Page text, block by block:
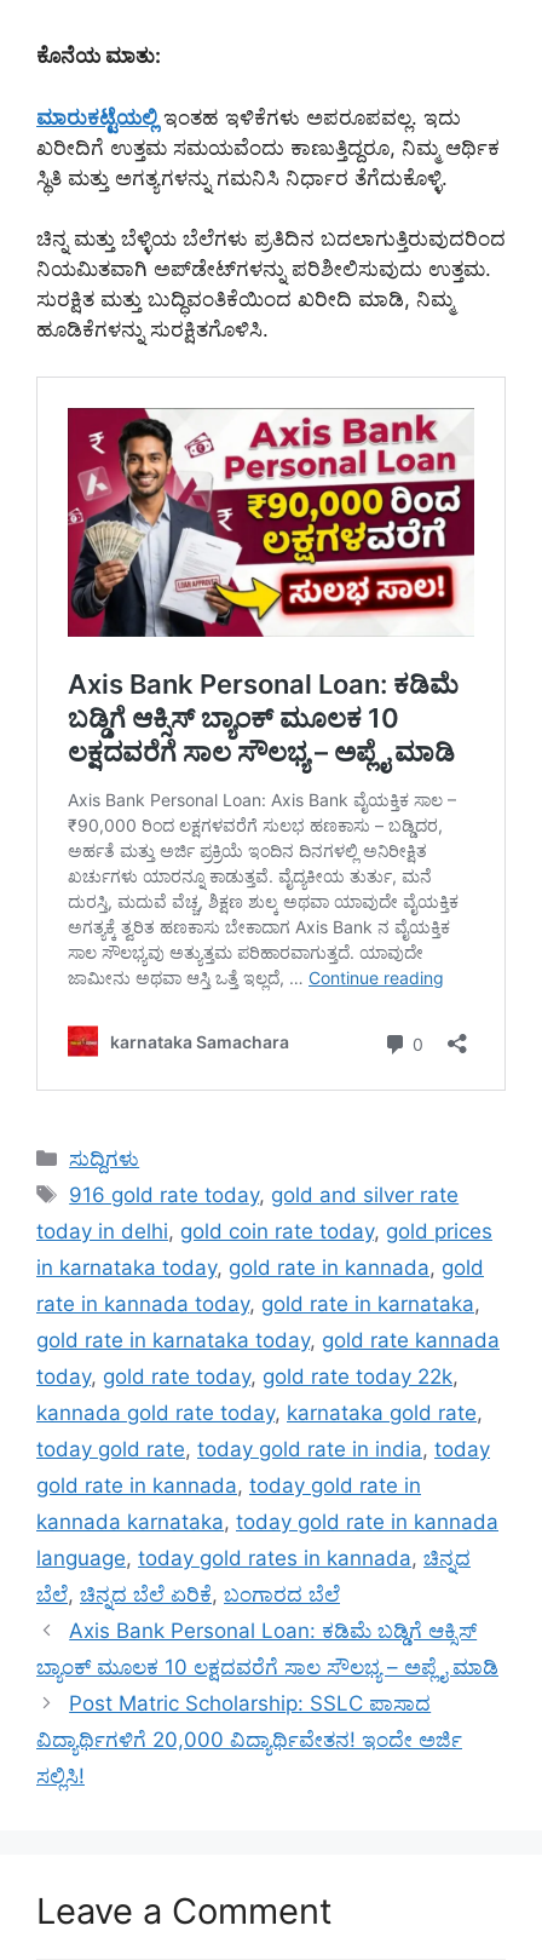
ಕೊನೆಯ ಮಾತು:
ಮಾರುಕಟ್ಟೆಯಲ್ಲಿ ಇಂತಹ ಇಳಿಕೆಗಳು ಅಪರೂಪವಲ್ಲ. ಇದು
ಖರೀದಿಗೆ ಉತ್ತಮ ಸಮಯವೆಂದು ಕಾಣುತ್ತಿದ್ದರೂ, ನಿಮ್ಮ ಆರ್ಥಿಕ
ಸ್ಥಿತಿ ಮತ್ತು ಅಗತ್ಯಗಳನ್ನು ಗಮನಿಸಿ ನಿರ್ಧಾರ ತೆಗೆದುಕೊಳ್ಳಿ.
ಚಿನ್ನ ಮತ್ತು ಬೆಳ್ಳಿಯ ಬೆಲೆಗಳು ಪ್ರತಿದಿನ ಬದಲಾಗುತ್ತಿರುವುದರಿಂದ
ನಿಯಮಿತವಾಗಿ ಅಪ್‌ಡೇಟ್‌ಗಳನ್ನು ಪರಿಶೀಲಿಸುವುದು ಉತ್ತಮ.
ಸುರಕ್ಷಿತ ಮತ್ತು ಬುದ್ಧಿವಂತಿಕೆಯಿಂದ ಖರೀದಿ ಮಾಡಿ, ನಿಮ್ಮ
ಹೂಡಿಕೆಗಳನ್ನು ಸುರಕ್ಷಿತಗೊಳಿಸಿ.
Categories
ಸುದ್ದಿಗಳು
Tags
916 gold rate today, gold and silver rate
today in delhi, gold coin rate today, gold prices
in karnataka today, gold rate in kannada, gold
rate in kannada today, gold rate in karnataka,
gold rate in karnataka today, gold rate kannada
today, gold rate today, gold rate today 22k,
kannada gold rate today, karnataka gold rate,
today gold rate, today gold rate in india, today
gold rate in kannada, today gold rate in
kannada karnataka, today gold rate in kannada
language, today gold rates in kannada, ಚಿನ್ನದ
ಬೆಲೆ, ಚಿನ್ನದ ಬೆಲೆ ಏರಿಕೆ, ಬಂಗಾರದ ಬೆಲೆ
Axis Bank Personal Loan: ಕಡಿಮೆ ಬಡ್ಡಿಗೆ ಆಕ್ಸಿಸ್
ಬ್ಯಾಂಕ್ ಮೂಲಕ 10 ಲಕ್ಷದವರೆಗೆ ಸಾಲ ಸೌಲಭ್ಯ – ಅಪ್ಲೈ ಮಾಡಿ
Post Matric Scholarship: SSLC ಪಾಸಾದ
ವಿದ್ಯಾರ್ಥಿಗಳಿಗೆ 20,000 ವಿದ್ಯಾರ್ಥಿವೇತನ! ಇಂದೇ ಅರ್ಜಿ
ಸಲ್ಲಿಸಿ!
Leave a Comment